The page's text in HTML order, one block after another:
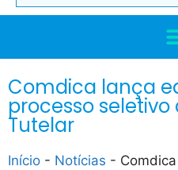
Comdica lança
processo
Tutelar
Início - Notícias -